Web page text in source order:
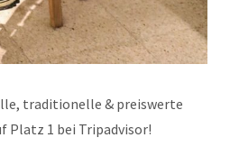
traditionelle & preiswerte
Platz 1 bei Tripadvisor!